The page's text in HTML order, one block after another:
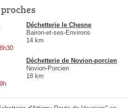
Déchetterie le Chesne
Bairon-et-ses-Environs
14 km
Déchetterie de Novion-porcien
Novion-Porcien
18 km